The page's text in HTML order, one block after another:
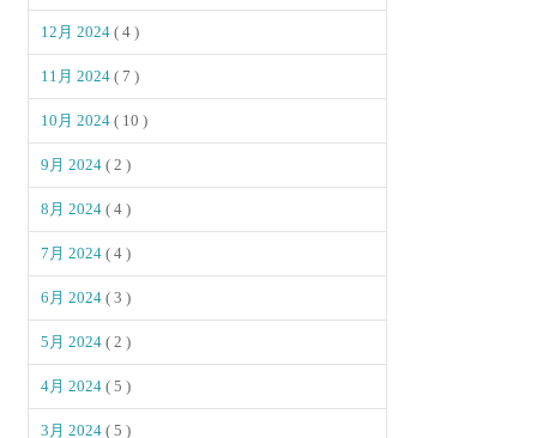
12月 2024( 4 )
11月 2024( 7 )
10月 2024( 10 )
9月 2024( 2 )
8月 2024( 4 )
7月 2024( 4 )
6月 2024( 3 )
5月 2024( 2 )
4月 2024( 5 )
3月 2024( 5 )